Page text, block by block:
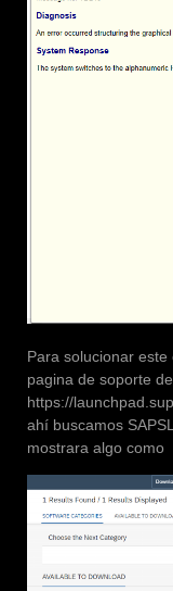
Para solucionar
pagina de soporte
https://
ahí buscamos
mostrara algo como